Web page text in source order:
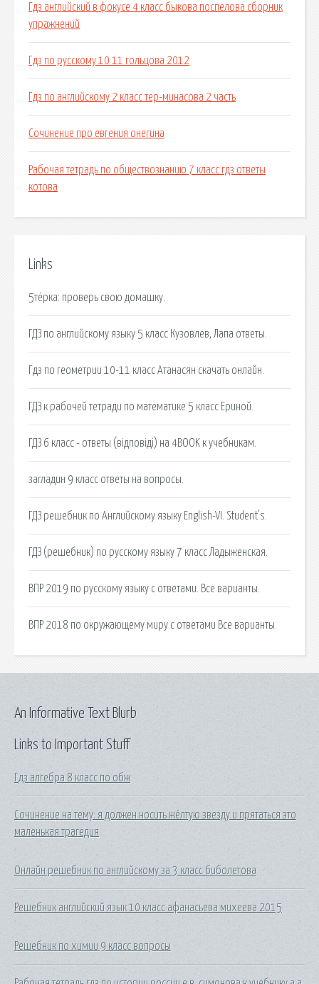
Гдз английский в фокусе 4 класс быкова поспелова сборник
упражнений
Гдз по русскому 10 11 гольцова 2012
Гдз по английскому 2 класс тер-минасова 2 часть
Сочинение про евгения онегина
Рабочая тетрадь по обществознанию 7 класс гдз ответы
котова
Links
5тёрка: проверь свою домашку.
ГДЗ по английскому языку 5 класс Кузовлев, Лапа ответы.
Гдз по геометрии 10-11 класс Атанасян скачать онлайн.
ГДЗ к рабочей тетради по математике 5 класс Ериной.
ГДЗ 6 класс - ответы (відповіді) на 4BOOK к учебникам.
загладин 9 класс ответы на вопросы.
ГДЗ решебник по Английскому языку English-VI. Student's.
ГДЗ (решебник) по русскому языку 7 класс Ладыженская.
ВПР 2019 по русскому языку с ответами. Все варианты.
ВПР 2018 по окружающему миру с ответами Все варианты.
Links to Important Stuff
Гдз алгебра 8 класс по обж
Сочинение на тему: я должен носить жёлтую звезду и прятаться это
маленькая трагедия
Онлайн решебник по английскому за 3 класс биболетова
Решебник английский язык 10 класс афанасьева михеева 2015
Решебник по химии 9 класс вопросы
An Informative Text Blurb